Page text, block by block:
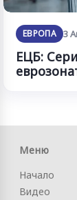
ЕВРОПА 3
ЕЦБ:
Меню
Начало
Видео